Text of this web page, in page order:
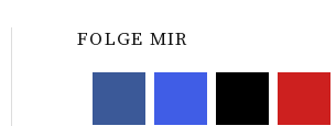
FOLGE MIR